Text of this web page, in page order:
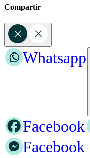
Compartir
Whatsapp
Facebook
Facebook